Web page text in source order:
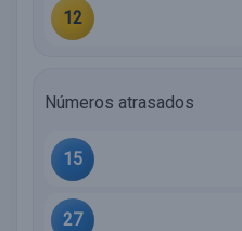
12
Números atrasados
15
27